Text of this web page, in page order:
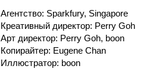
Агентство: Sparkfury, Singapore
Креативный директор: Perry Goh
Арт директор: Perry Goh, boon
Копирайтер: Eugene Chan
Иллюстратор: boon